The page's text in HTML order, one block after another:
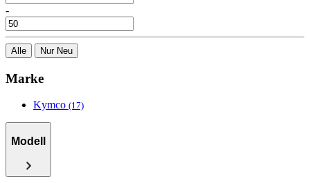
-
Alle Nur Neu
Marke
Kymco (17)
Modell